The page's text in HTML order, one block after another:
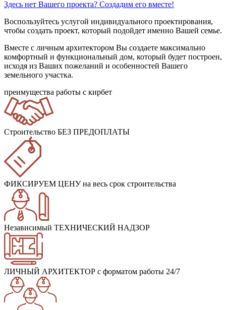
Здесь нет Вашего проекта? Создадим его вместе!
Воспользуйтесь услугой индивидуального проектирования,
чтобы создать проект, который подойдет именно Вашей семье.
Вместе с личным архитектором Вы создаете максимально
комфортный и функциональный дом, который будет построен,
исходя из Ваших пожеланий и особенностей Вашего
земельного участка.
преимущества работы с кирбет
Строительство БЕЗ ПРЕДОПЛАТЫ
ФИКСИРУЕМ ЦЕНУна весь срок строительства
Независимый ТЕХНИЧЕСКИЙ НАДЗОР
ЛИЧНЫЙ АРХИТЕКТОР с форматом работы 24/7